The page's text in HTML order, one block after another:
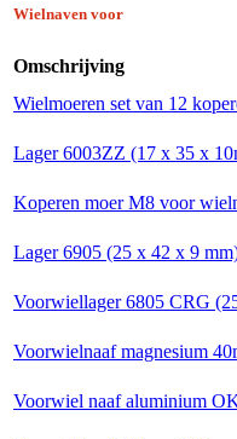
Wielnaven voor
Omschrijving
Wielmoeren set van 12
Lager 6003ZZ (17 x 35 x
Koperen moer M8 voor
Lager 6905 (25 x 42 x 9
Voorwiellager 6805 CRG
Voorwielnaaf magnesium
Voorwiel naaf aluminium